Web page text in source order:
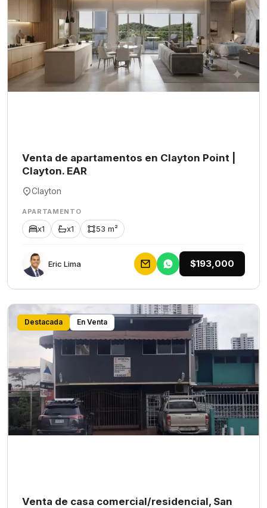
Venta de apartamentos en Clayton Point |
Clayton. EAR
Clayton
APARTAMENTO
x1 x1 53 m²
Eric Lima $193,000
Destacada En Venta
Venta de casa comercial/residencial, San